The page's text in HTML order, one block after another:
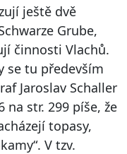
ještě dvě
Grube,
činnosti Vlachů.
se tu především
Jaroslav Schaller
na str. 299 píše, že
topasy,
V tzv.